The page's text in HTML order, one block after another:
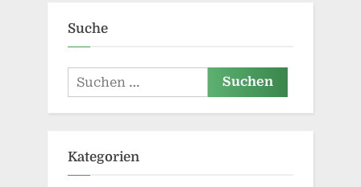
Suche
Suchen
nach:
Kategorien